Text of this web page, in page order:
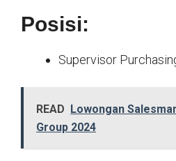
Posisi:
Supervisor
READ
Lowongan
Group 2024